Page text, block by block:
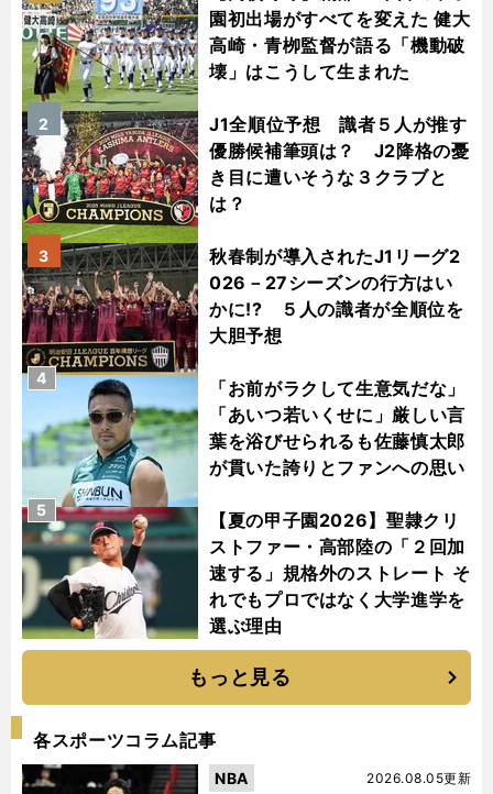
園初出場がすべてを変えた 健大
高崎・青栁監督が語る「機動破
壊」はこうして生まれた
J1全順位予想 識者５人が推す
優勝候補筆頭は？ J2降格の憂
き目に遭いそうな３クラブと
は？
2
秋春制が導入されたJ1リーグ2
026－27シーズンの行方はい
かに!? ５人の識者が全順位を
大胆予想
3
「お前がラクして生意気だな」
「あいつ若いくせに」厳しい言
葉を浴びせられるも佐藤慎太郎
が貫いた誇りとファンへの思い
4
【夏の甲子園2026】聖隷クリ
ストファー・高部陸の「２回加
速する」規格外のストレート そ
れでもプロではなく大学進学を
選ぶ理由
5
もっと見る
各スポーツコラム記事
2026.08.05更新
NBA